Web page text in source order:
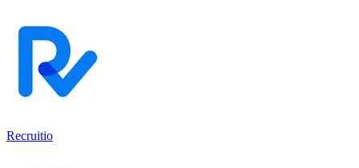
Recruitio